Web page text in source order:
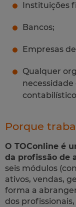
Instituições
Bancos;
Empresas
Qualquer
Porque
O TOConline é
da profissão de
seis módulos
ativos, vendas,
forma a
dos